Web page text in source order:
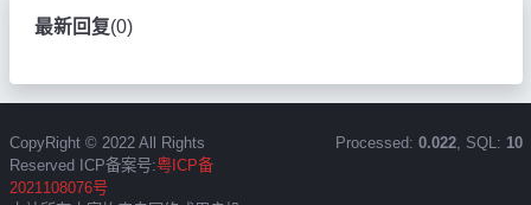
最新回复(0)
CopyRight © 2022 All Rights
Reserved ICP备案号:粤ICP备
2021108076号
Processed: 0.022, SQL: 10